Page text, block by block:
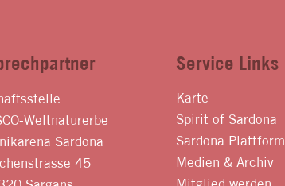
Weltnaturerbe
Sardona
45
Service Links
Karte
Spirit of Sardona
Sardona Plattform
Medien & Archiv